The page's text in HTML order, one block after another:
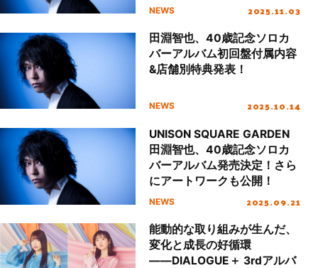
NEWS 2025.11.03
田淵智也、40歳記念ソロカ
バーアルバム初回盤付属内容
&店舗別特典発表！
NEWS 2025.10.14
UNISON SQUARE GARDEN
田淵智也、40歳記念ソロカ
バーアルバム発売決定！さら
にアートワークも公開！
NEWS 2025.09.21
能動的な取り組みが生んだ、
変化と成長の好循環
――DIALOGUE＋ 3rdアルバ